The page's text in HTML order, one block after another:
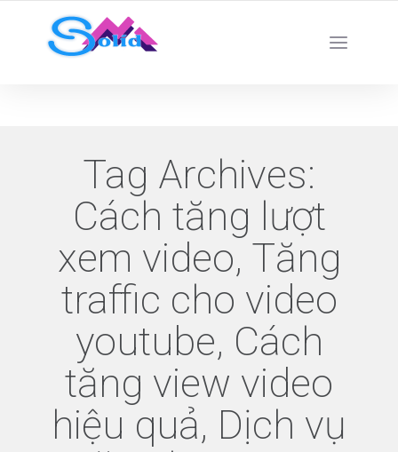
Best SMM Services
Tag Archives:
Cách tăng lượt
xem video, Tăng
traffic cho video
youtube, Cách
tăng view video
hiệu quả, Dịch vụ